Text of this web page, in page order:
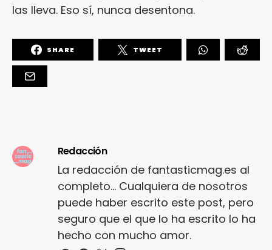
las lleva. Eso sí, nunca desentona.
SHARE TWEET
Redacción
La redacción de fantasticmag.es al
completo... Cualquiera de nosotros
puede haber escrito este post, pero
seguro que el que lo ha escrito lo ha
hecho con mucho amor.